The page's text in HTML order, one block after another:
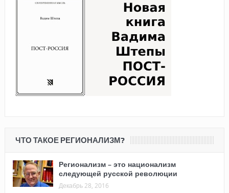
ЧТО ТАКОЕ РЕГИОНАЛИЗМ?
Регионализм – это национализм
следующей русской революции
Декабрь 28, 2016